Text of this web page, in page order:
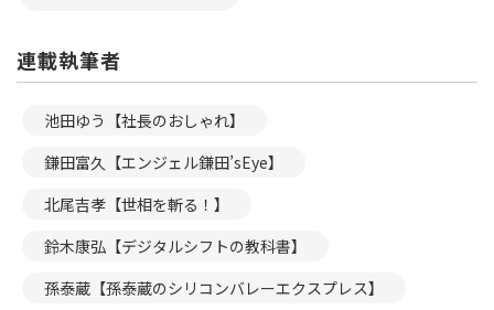
連載執筆者
池田ゆう【社長のおしゃれ】
鎌田富久【エンジェル鎌田’sEye】
北尾吉孝【世相を斬る！】
鈴木康弘【デジタルシフトの教科書】
孫泰蔵【孫泰蔵のシリコンバレーエクスプレス】